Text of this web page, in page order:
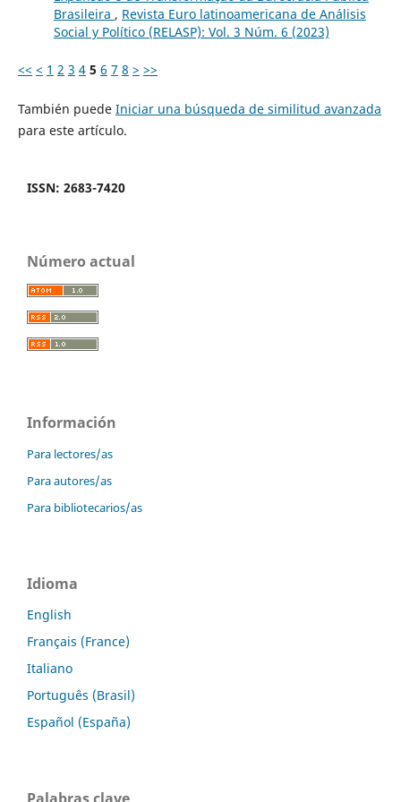
Brasileira , Revista Euro latinoamericana de Análisis
Social y Político (RELASP): Vol. 3 Núm. 6 (2023)
<< < 1 2 3 4 5 6 7 8 > >>
También puede Iniciar una búsqueda de similitud avanzada
para este artículo.
ISSN: 2683-7420
Número actual
Información
Para lectores/as
Para autores/as
Para bibliotecarios/as
Idioma
English
Français (France)
Italiano
Português (Brasil)
Español (España)